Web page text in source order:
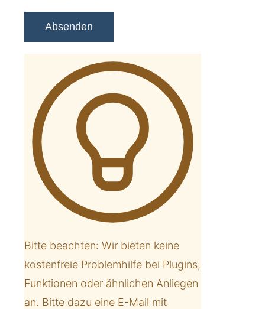
Bitte beachten: Wir bieten keine
kostenfreie Problemhilfe bei Plugins,
Funktionen oder ähnlichen Anliegen
an. Bitte dazu eine E-Mail mit